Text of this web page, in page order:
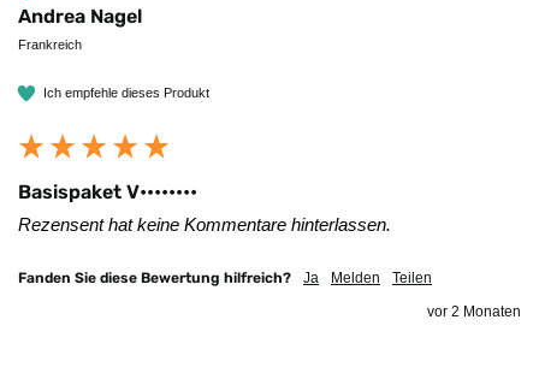
Andrea Nagel
Frankreich
Ich empfehle dieses Produkt
Basispaket V••••••••
Rezensent hat keine Kommentare hinterlassen.
Fanden Sie diese Bewertung hilfreich? Ja Melden
Teilen
vor 2 Monaten